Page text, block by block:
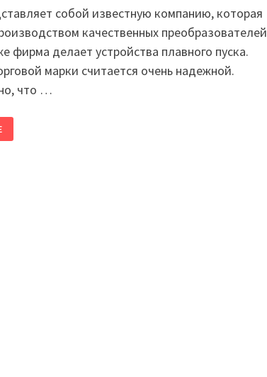
собой известную компанию, которая
качественных преобразователей
фирма делает устройства плавного пуска.
марки считается очень надежной.
что …